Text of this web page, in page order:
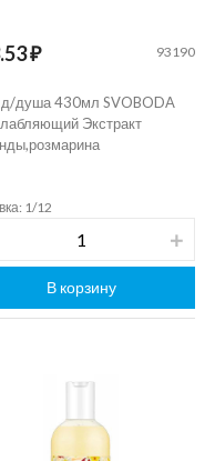
₽ 93190
д/душа 430мл SVOBODA
Экстракт
1/12
В корзину